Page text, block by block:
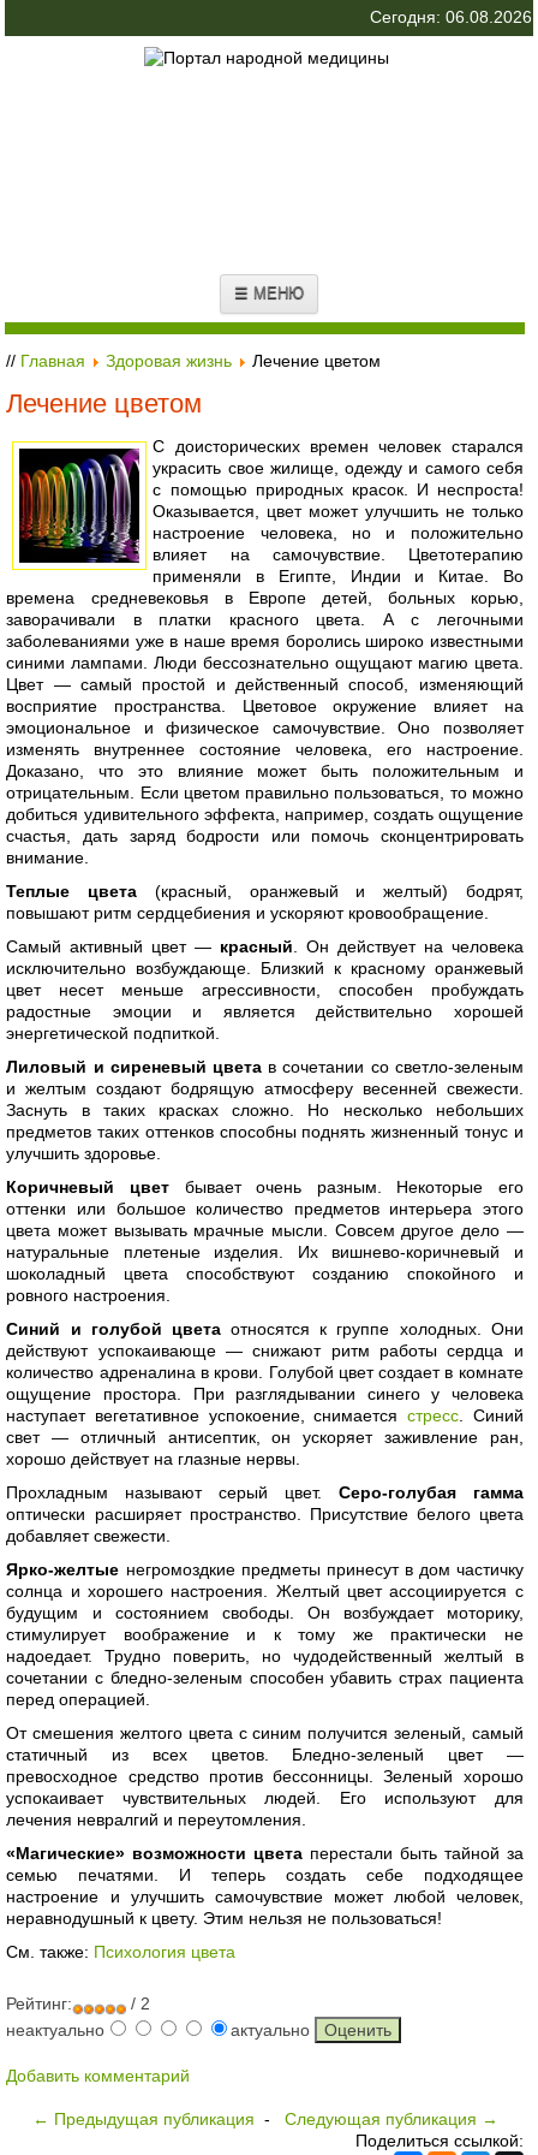
Сегодня: 06.08.2026
☰ МЕНЮ
// Главная Здоровая жизнь Лечение цветом
Лечение цветом
С доисторических времен человек старался
украсить свое жилище, одежду и самого себя
с помощью природных красок. И неспроста!
Оказывается, цвет может улучшить не только
настроение человека, но и положительно
влияет на самочувствие. Цветотерапию
применяли в Египте, Индии и Китае. Во
времена средневековья в Европе детей, больных корью,
заворачивали в платки красного цвета. А с легочными
заболеваниями уже в наше время боролись широко известными
синими лампами. Люди бессознательно ощущают магию цвета.
Цвет — самый простой и действенный способ, изменяющий
восприятие пространства. Цветовое окружение влияет на
эмоциональное и физическое самочувствие. Оно позволяет
изменять внутреннее состояние человека, его настроение.
Доказано, что это влияние может быть положительным и
отрицательным. Если цветом правильно пользоваться, то можно
добиться удивительного эффекта, например, создать ощущение
счастья, дать заряд бодрости или помочь сконцентрировать
внимание.
Теплые цвета (красный, оранжевый и желтый) бодрят,
повышают ритм сердцебиения и ускоряют кровообращение.
Самый активный цвет — красный . Он действует на человека
исключительно возбуждающе. Близкий к красному оранжевый
цвет несет меньше агрессивности, способен пробуждать
радостные эмоции и является действительно хорошей
энергетической подпиткой.
Лиловый и сиреневый цвета в сочетании со светло-зеленым
и желтым создают бодрящую атмосферу весенней свежести.
Заснуть в таких красках сложно. Но несколько небольших
предметов таких оттенков способны поднять жизненный тонус и
улучшить здоровье.
Коричневый цвет бывает очень разным. Некоторые его
оттенки или большое количество предметов интерьера этого
цвета может вызывать мрачные мысли. Совсем другое дело —
натуральные плетеные изделия. Их вишнево-коричневый и
шоколадный цвета способствуют созданию спокойного и
ровного настроения.
Синий и голубой цветаотносятся к группе холодных. Они
действуют успокаивающе — снижают ритм работы сердца и
количество адреналина в крови. Голубой цвет создает в комнате
ощущение простора. При разглядывании синего у человека
наступает вегетативное успокоение, снимаетсястресс . Синий
свет — отличный антисептик, он ускоряет заживление ран,
хорошо действует на глазные нервы.
Прохладным называют серый цвет. Серо-голубая гамма
оптически расширяет пространство. Присутствие белого цвета
добавляет свежести.
Ярко-желтые негромоздкие предметы принесут в дом частичку
солнца и хорошего настроения. Желтый цвет ассоциируется с
будущим и состоянием свободы. Он возбуждает моторику,
стимулирует воображение и к тому же практически не
надоедает. Трудно поверить, но чудодейственный желтый в
сочетании с бледно-зеленым способен убавить страх пациента
перед операцией.
От смешения желтого цвета с синим получится зеленый, самый
статичный из всех цветов. Бледно-зеленый цвет —
превосходное средство против бессонницы. Зеленый хорошо
успокаивает чувствительных людей. Его используют для
лечения невралгий и переутомления.
«Магические» возможности цвета перестали быть тайной за
семью печатями. И теперь создать себе подходящее
настроение и улучшить самочувствие может любой человек,
неравнодушный к цвету. Этим нельзя не пользоваться!
См. также: Психология цвета
Рейтинг:
/ 2
неактуально
актуально
Добавить комментарий
← Предыдущая публикация - Следующая публикация →
Поделиться ссылкой: